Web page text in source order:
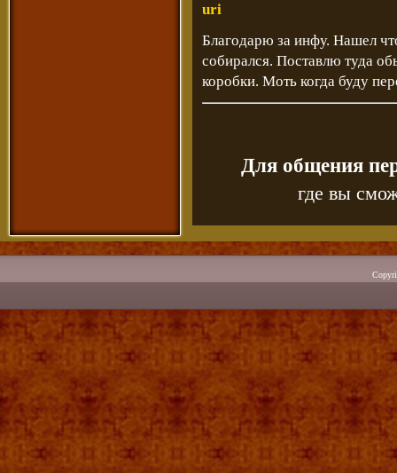
uri
Благодарю за инфу. Нашел
собирался. Поставлю туда
коробки. Моть когда буду
Для общения
где вы